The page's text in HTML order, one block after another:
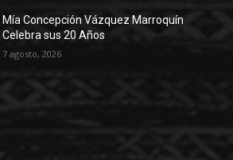
Mía Concepción Vázquez Marroquín
Celebra sus 20 Años
7 agosto, 2026